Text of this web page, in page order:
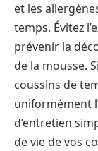
et les
temps. Évitez
prévenir la
de la mousse.
coussins de
uniformément
d’entretien
de vie de vos